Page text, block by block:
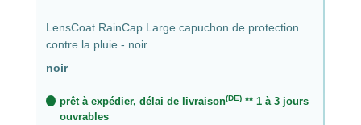
LensCoat RainCap Large capuchon de protection
contre la pluie - noir
noir
prêt à expédier, délai de livraison(DE)** 1 à 3 jours
ouvrables